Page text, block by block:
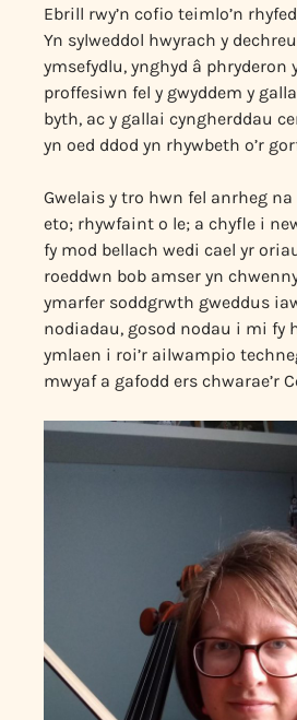
Ebrill rwy’n cofio teimlo’n
Yn sylweddol hwyrach y
ymsefydlu, ynghyd â phryderon
proffesiwn fel y gwyddem y
byth, ac y gallai cyngherddau
yn oed ddod yn rhywbeth o’r
Gwelais y tro hwn fel anrheg na
eto; rhywfaint o le; a chyfle i
fy mod bellach wedi cael yr
roeddwn bob amser yn
ymarfer soddgrwth gweddus
nodiadau, gosod nodau i mi fy
ymlaen i roi’r ailwampio
mwyaf a gafodd ers chwarae’r